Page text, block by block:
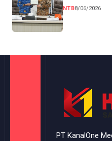
NTB8/06/2026
PT KanalOne